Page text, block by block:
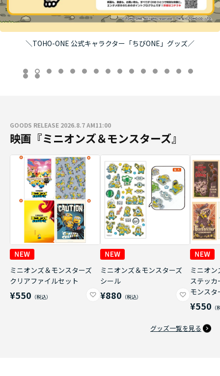
8/7（金）午前11時より発売！映画『ブルーロック
GOODS RELEASE 2026.8.7 AM11:00
映画『ミニオンズ＆モンスターズ』
ミニオンズ＆モンスターズ
クリアファイルセット
¥550
ミニオンズ＆モンスターズ
シール
¥880
ミニオ
ステッ
モンスタ
¥550
グッズ一覧を見る